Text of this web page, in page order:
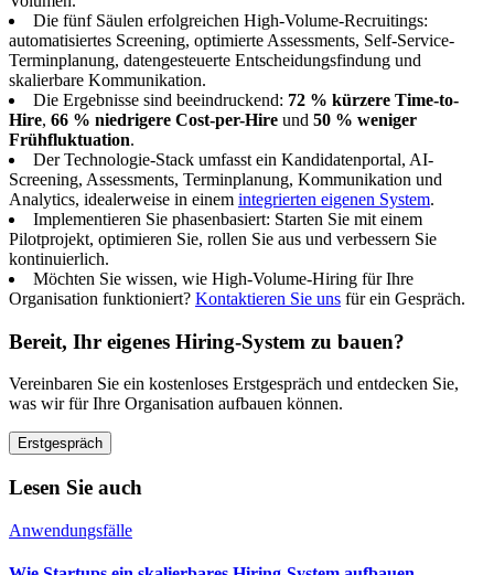
Die fünf Säulen erfolgreichen High-Volume-Recruitings:
automatisiertes Screening, optimierte Assessments, Self-Service-
Terminplanung, datengesteuerte Entscheidungsfindung und
skalierbare Kommunikation.
Die Ergebnisse sind beeindruckend: 72 % kürzere Time-to-
Hire, 66 % niedrigere Cost-per-Hire und 50 % weniger
Frühfluktuation.
Der Technologie-Stack umfasst ein Kandidatenportal, AI-
Screening, Assessments, Terminplanung, Kommunikation und
Analytics, idealerweise in einem integrierten eigenen System.
Implementieren Sie phasenbasiert: Starten Sie mit einem
Pilotprojekt, optimieren Sie, rollen Sie aus und verbessern Sie
kontinuierlich.
Möchten Sie wissen, wie High-Volume-Hiring für Ihre
Organisation funktioniert? Kontaktieren Sie uns für ein Gespräch.
Bereit, Ihr eigenes Hiring-System zu bauen?
Vereinbaren Sie ein kostenloses Erstgespräch und entdecken Sie,
was wir für Ihre Organisation aufbauen können.
Erstgespräch
Lesen Sie auch
Anwendungsfälle